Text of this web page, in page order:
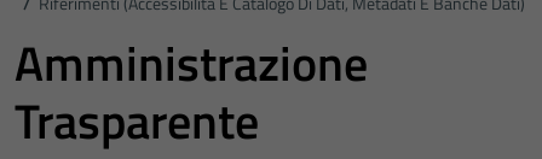
Amministrazione
Trasparente